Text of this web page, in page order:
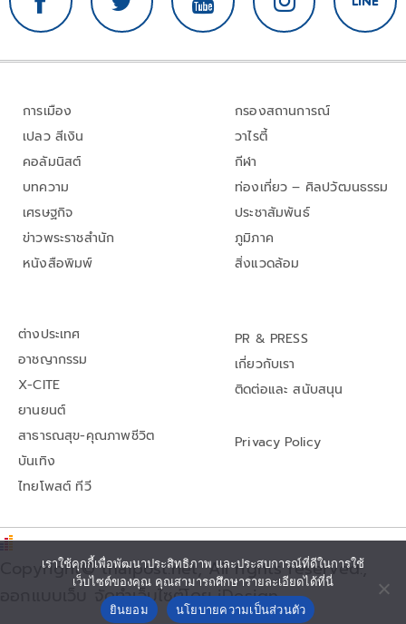
การเมือง
เปลว สีเงิน
คอลัมนิสต์
บทความ
เศรษฐกิจ
ข่าวพระราชสำนัก
หนังสือพิมพ์
กรองสถานการณ์
วาไรตี้
กีฬา
ท่องเที่ยว – ศิลปวัฒนธรรม
ประชาสัมพันธ์
ภูมิภาค
สิ่งแวดล้อม
ต่างประเทศ
อาชญากรรม
X-CITE
ยานยนต์
สาธารณสุข-คุณภาพชีวิต
บันเทิง
ไทยโพสต์ ทีวี
PR & PRESS
เกี่ยวกับเรา
ติดต่อและ สนับสนุน
Privacy Policy
Copyright© thaipost.net, All rights reserved.,
ออกแบบเว็บ จัดทำเว็บไซต์โดย iDesign
เราใช้คุกกี้เพื่อพัฒนาประสิทธิภาพ และประสบการณ์ที่ดีในการใช้
เว็บไซต์ของคุณ คุณสามารถศึกษารายละเอียดได้ที่นี่
ยินยอม
นโยบายความเป็นส่วนตัว